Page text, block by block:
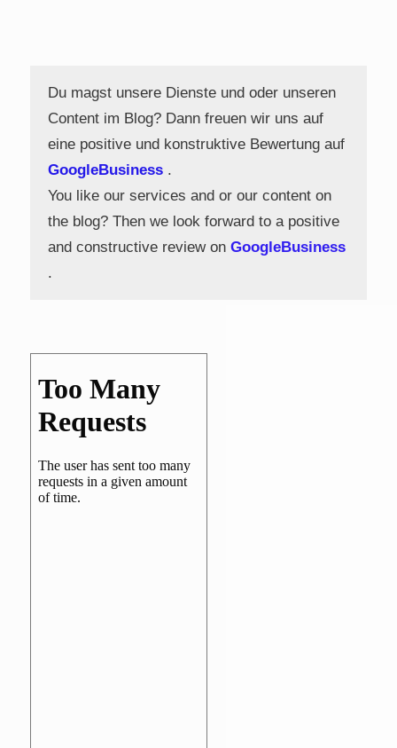
Du magst unsere Dienste und oder unseren
Content im Blog? Dann freuen wir uns auf
eine positive und konstruktive Bewertung auf
GoogleBusiness .
You like our services and or our content on
the blog? Then we look forward to a positive
and constructive review on GoogleBusiness
.